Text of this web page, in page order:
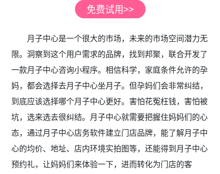
月子中心是一个很大的市场，未来的市场空间潜力无
限。洞察到这个用户需求的品牌，找到邦聚，联合开发了
一款月子中心咨询小程序。相信科学，家庭条件允许的孕
妈，都会选择去月子中心坐月子。但孕妈们会非常纠结，
到底应该选择哪个月子中心更好。害怕花冤枉钱，害怕被
坑，选来选去很纠结。月子中心就需要把握住妈妈们的心
态，通过月子中心店务软件建立门店品牌，能了解月子中
心的均价、地址、店内环境实拍图等，还能得到月子中心
预约礼，让妈妈们来体验一下，进而转化为门店的客